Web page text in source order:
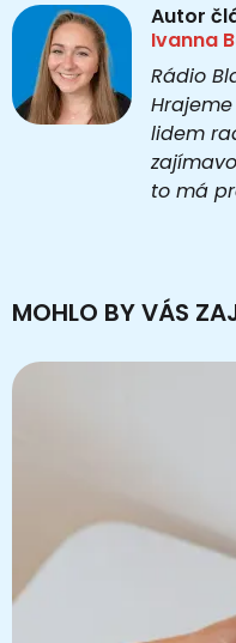
Autor
Ivanna
Rádio
lidem
to má
MOHLO BY VÁS